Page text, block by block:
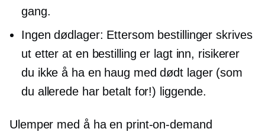
gang.
Ingen dødlager: Ettersom bestillinger skrives
ut etter at en bestilling er lagt inn, risikerer
du ikke å ha en haug med dødt lager (som
du allerede har betalt for!) liggende.
Ulemper med å ha en print-on-demand